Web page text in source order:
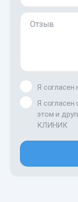
Отзыв
Я согласен
Я
этом и
КЛИНИК